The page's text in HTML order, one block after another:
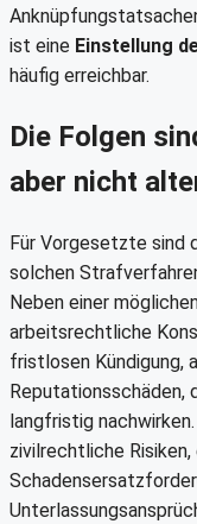
ist eine Einstellung
häufig erreichbar.
Die Folgen
aber nicht
Für Vorgesetzte sind
solchen
Neben einer
arbeitsrechtliche
fristlosen Kündigung,
Reputationsschäden,
langfristig
zivilrechtliche